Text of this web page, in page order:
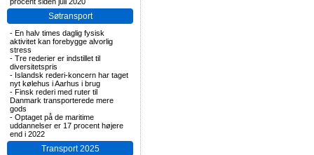
Søtransport
- En halv times daglig fysisk
aktivitet kan forebygge alvorlig
stress
- Tre rederier er indstillet til
diversitetspris
- Islandsk rederi-koncern har taget
nyt kølehus i Aarhus i brug
- Finsk rederi med ruter til
Danmark transporterede mere
gods
- Optaget på de maritime
uddannelser er 17 procent højere
end i 2022
Transport 2025